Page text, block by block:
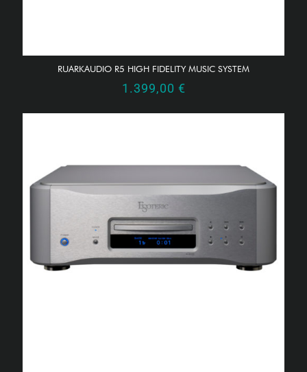
RUARKAUDIO R5 HIGH FIDELITY MUSIC SYSTEM
1.399,00 €